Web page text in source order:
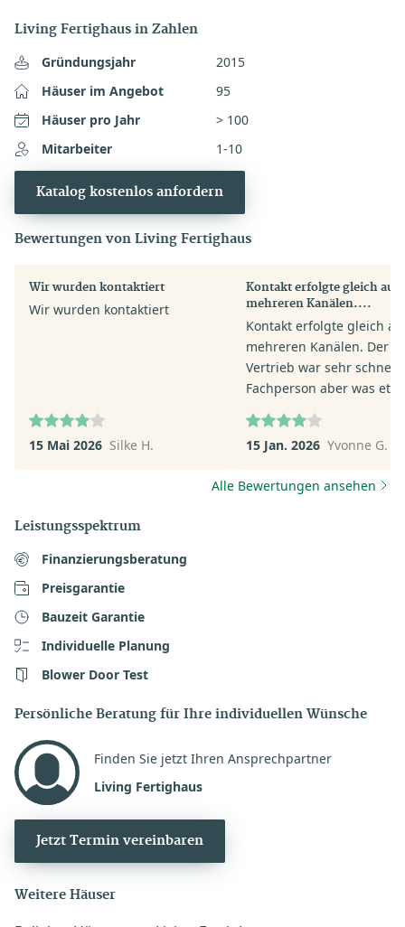
Living Fertighaus in Zahlen
Gründungsjahr
2015
Häuser im Angebot
95
Häuser pro Jahr
> 100
Mitarbeiter
1-10
Katalog kostenlos anfordern
Bewertungen von Living Fertighaus
Wir wurden kontaktiert
Wir wurden kontaktiert
15 Mai 2026 Silke H.
Kontakt erfolgte gleich auf
mehreren Kanälen....
Kontakt erfolgte gleich
mehreren Kanälen. Der
Vertrieb war sehr schnell.
Fachperson aber was
verhalten in ihrer
Wir werden
keinen Termin machen -
Sinn.
15 Jan. 2026 Yvonne G.
Alle Bewertungen ansehen
Leistungsspektrum
Finanzierungsberatung
Preisgarantie
Bauzeit Garantie
Individuelle Planung
Blower Door Test
Persönliche Beratung für Ihre individuellen Wünsche
Finden Sie jetzt Ihren Ansprechpartner
Living Fertighaus
Jetzt Termin vereinbaren
Weitere Häuser